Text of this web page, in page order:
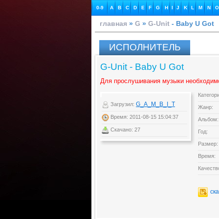
0-9 A B C D E F G H I J K L M N O
главная » G » G-Unit - Baby U Got
ИСПОЛНИТЕЛЬ
G-Unit - Baby U Got
Для прослушивания музыки
Загрузил: G_A_M_B_I_T
Время: 2011-08-15 15:04:37
Скачано: 27
Жанр:
Альбом:
Год:
Размер:
Время: